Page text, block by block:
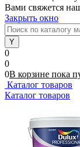
Вами свяжется
Закрыть окно
0
0
0В корзине пока
Каталог товаров
Каталог товаров